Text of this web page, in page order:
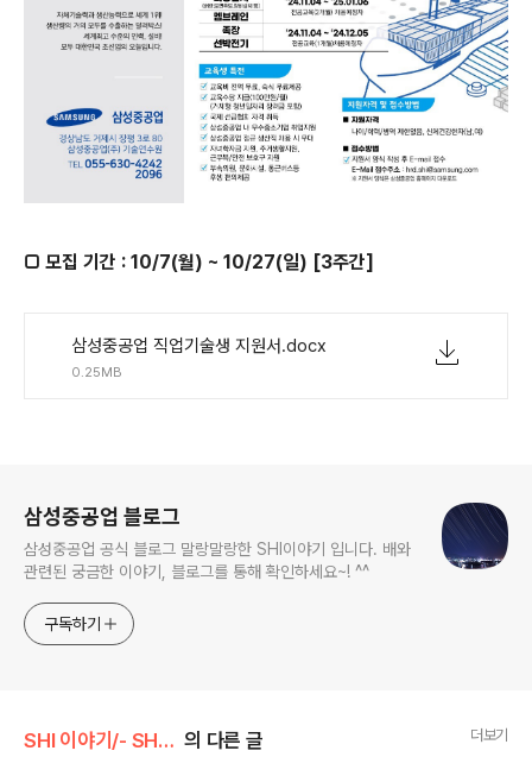
□ 모집 기간 : 10/7(월) ~ 10/27(일) [3주간]
삼성중공업 직업기술생 지원서.docx
0.25MB
삼성중공업 블로그
삼성중공업 공식 블로그 말랑말랑한 SHI이야기 입니다. 배와
관련된 궁금한 이야기, 블로그를 통해 확인하세요~! ^^
구독하기
SHI 이야기/- SHI 채용 의 다른 글 더보기